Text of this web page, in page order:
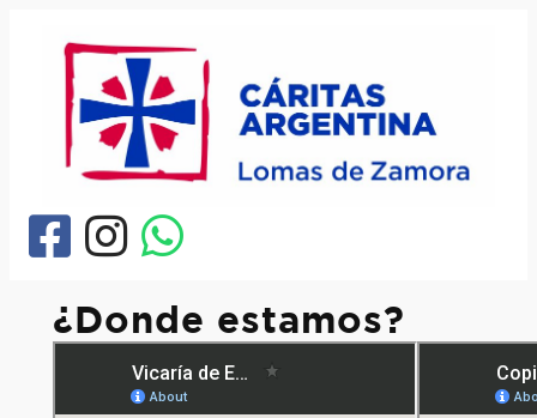
contenido
¿Donde estamos?